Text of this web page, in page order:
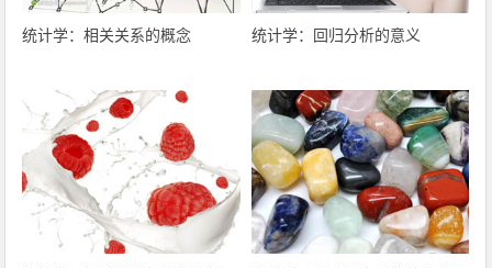
统计学：相关关系的概念 统计学：回归分析的意义